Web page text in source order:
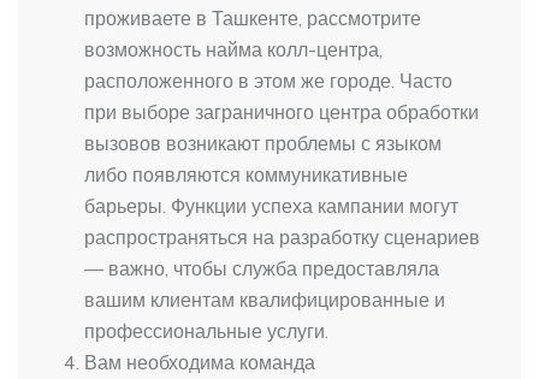
проживаете в Ташкенте, рассмотрите
возможность найма колл-центра,
расположенного в этом же городе. Часто
при выборе заграничного центра обработки
вызовов возникают проблемы с языком
либо появляются коммуникативные
барьеры. Функции успеха кампании могут
распространяться на разработку сценариев
— важно, чтобы служба предоставляла
вашим клиентам квалифицированные и
профессиональные услуги.
Вам необходима команда